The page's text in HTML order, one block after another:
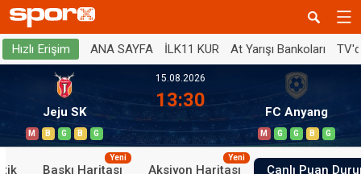
Hızlı Erişim ANA SAYFA İLK11 KUR At Yarışı Bankoları
Jeju SK
M B G B G
15.08.2026
13:30
FC Anyang
M G G B G
Baskı Haritası
Yeni
Aksiyon Haritası
Yeni
Canlı Puan